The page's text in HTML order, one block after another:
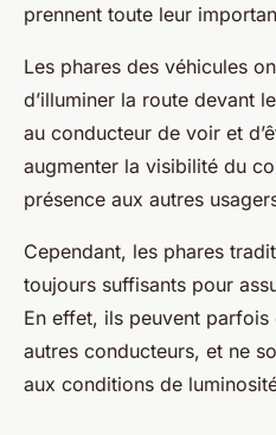
prennent toute leur
Les phares des véhicules
d’illuminer la route devant
au conducteur de voir et
augmenter la visibilité du
présence aux autres
Cependant, les phares
toujours suffisants pour
En effet, ils peuvent
autres conducteurs, et ne
aux conditions de